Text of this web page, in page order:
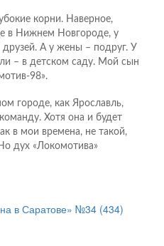
корни. Наверное,
в Нижнем Новгороде, у
друзей. А у жены – подруг. У
– в детском саду. Мой сын
98».
городе, как Ярославль,
Хотя она и будет
в мои времена, не такой,
дух «Локомотива»
в Саратове» №34 (434)